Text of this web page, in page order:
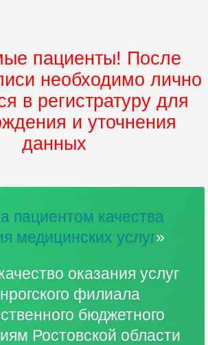
пациенты! После
необходимо лично
в регистратуру для
и уточнения
данных
пациентом качества
медицинских услуг»
оказания услуг
филиала
бюджетного
Ростовской области